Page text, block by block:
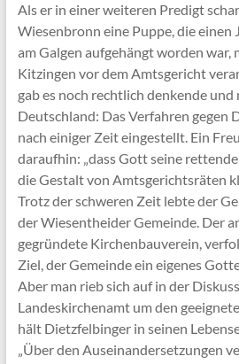
Als er in einer weiteren Predigt
Wiesenbronn eine Puppe, die einen
am Galgen aufgehängt worden war,
Kitzingen vor dem Amtsgericht
gab es noch rechtlich denkende
Deutschland: Das Verfahren gegen
nach einiger Zeit eingestellt. Ein
daraufhin: „dass Gott seine
die Gestalt von Amtsgerichtsräten
Trotz der schweren Zeit lebte der
der Wiesentheider Gemeinde. Der
gegründete Kirchenbauverein,
Ziel, der Gemeinde ein eigenes
Aber man rieb sich auf in der
Landeskirchenamt um den
hält Dietzfelbinger in seinen
„Über den Auseinandersetzungen